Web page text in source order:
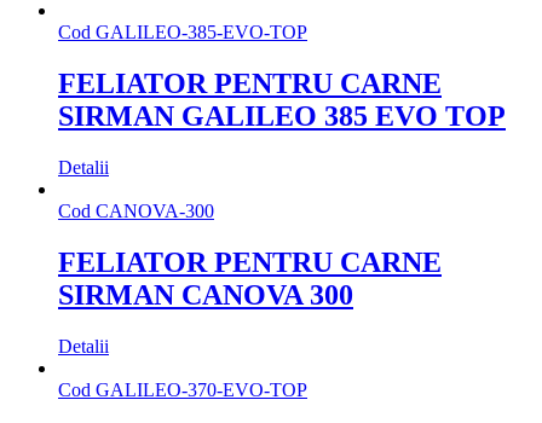
Cod GALILEO-385-EVO-TOP
FELIATOR PENTRU CARNE
SIRMAN GALILEO 385 EVO TOP
Detalii
Cod CANOVA-300
FELIATOR PENTRU CARNE
SIRMAN CANOVA 300
Detalii
Cod GALILEO-370-EVO-TOP